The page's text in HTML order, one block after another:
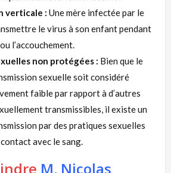
verticale : Une mère infectée par le
le virus à son enfant pendant
l’accouchement.
non protégées : Bien que le
sexuelle soit considéré
faible par rapport à d’autres
transmissibles, il existe un
par des pratiques sexuelles
avec le sang.
M. Nicolas